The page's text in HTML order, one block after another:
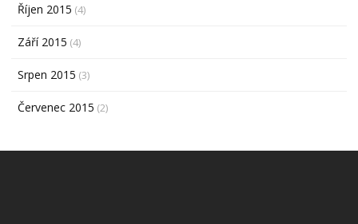
Říjen 2015 (4)
Září 2015 (4)
Srpen 2015 (3)
Červenec 2015 (2)